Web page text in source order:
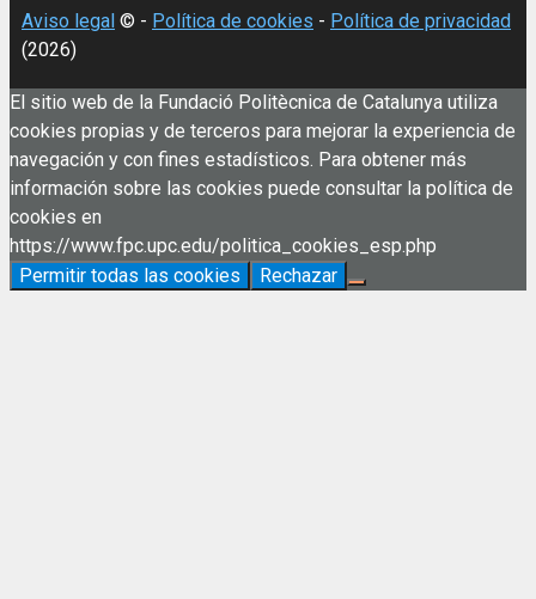
Aviso legal © - Política de cookies - Política de privacidad
(2026)
El sitio web de la Fundació Politècnica de Catalunya utiliza
cookies propias y de terceros para mejorar la experiencia de
navegación y con fines estadísticos. Para obtener más
información sobre las cookies puede consultar la política de
cookies en
https://www.fpc.upc.edu/politica_cookies_esp.php
Permitir todas las cookies
Rechazar